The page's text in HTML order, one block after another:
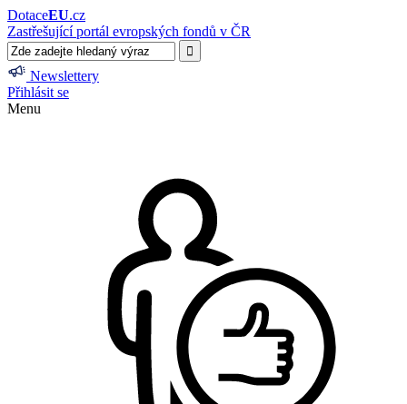
DotaceEU.cz
Zastřešující portál evropských fondů v ČR
Newslettery
Přihlásit se
Menu